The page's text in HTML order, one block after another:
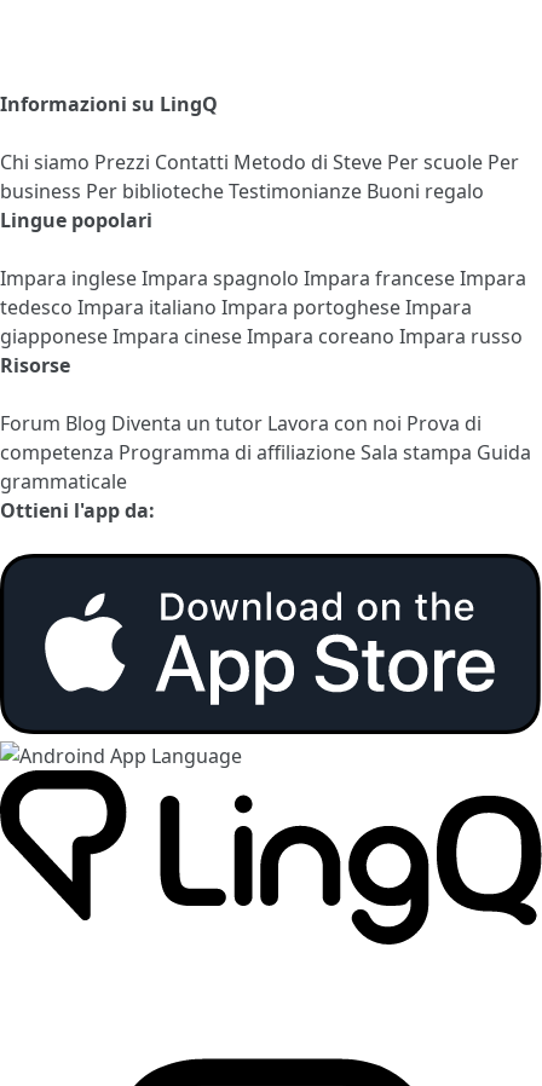
Informazioni su LingQ
Chi siamo Prezzi Contatti Metodo di Steve Per scuole Per
business Per bibliotecheTestimonianze Buoni regalo
Lingue popolari
Impara ingleseImpara spagnolo Impara franceseImpara
tedesco Impara italiano Impara portogheseImpara
giapponeseImpara cineseImpara coreano Impara russo
Risorse
Forum Blog Diventa un tutor Lavora con noi Prova di
competenza Programma di affiliazioneSala stampa Guida
grammaticale
Ottieni l'app da: